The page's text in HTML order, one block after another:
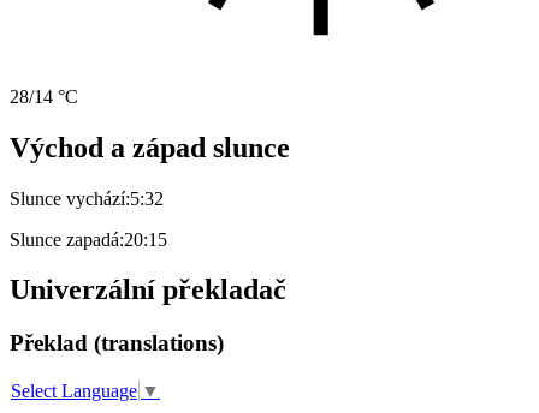
28/14 °C
Východ a západ slunce
Slunce vychází:5:32
Slunce zapadá:20:15
Univerzální překladač
Překlad (translations)
Select Language ▼